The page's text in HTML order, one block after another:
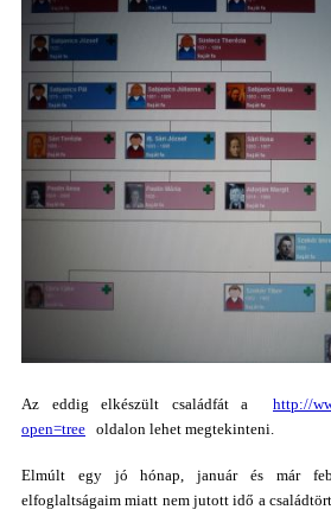
Az eddig elkészült családfát a http://
open=tree oldalon lehet megtekinteni.
Elmúlt egy jó hónap, január és már
elfoglaltságaim miatt nem jutott idő a